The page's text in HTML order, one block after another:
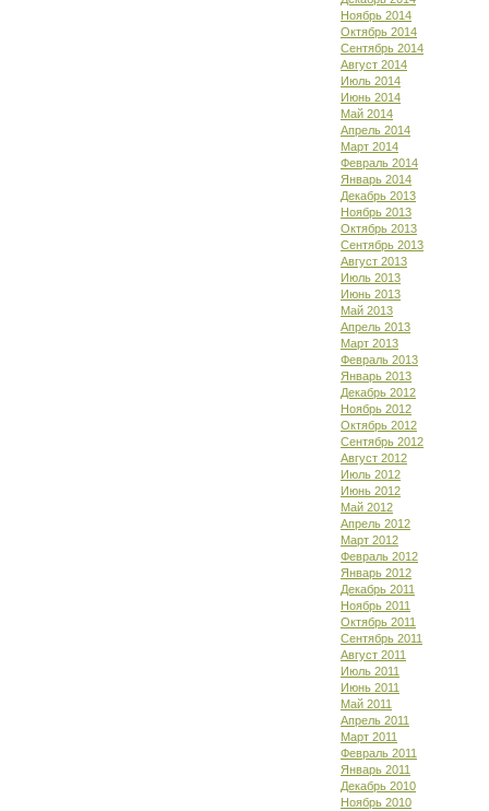
Ноябрь 2014
Октябрь 2014
Сентябрь 2014
Август 2014
Июль 2014
Июнь 2014
Май 2014
Апрель 2014
Март 2014
Февраль 2014
Январь 2014
Декабрь 2013
Ноябрь 2013
Октябрь 2013
Сентябрь 2013
Август 2013
Июль 2013
Июнь 2013
Май 2013
Апрель 2013
Март 2013
Февраль 2013
Январь 2013
Декабрь 2012
Ноябрь 2012
Октябрь 2012
Сентябрь 2012
Август 2012
Июль 2012
Июнь 2012
Май 2012
Апрель 2012
Март 2012
Февраль 2012
Январь 2012
Декабрь 2011
Ноябрь 2011
Октябрь 2011
Сентябрь 2011
Август 2011
Июль 2011
Июнь 2011
Май 2011
Апрель 2011
Март 2011
Февраль 2011
Январь 2011
Декабрь 2010
Ноябрь 2010